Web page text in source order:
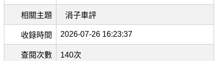
相關主題 涓子車評
收錄時間 2026-07-26 16:23:37
查閱次數 140次